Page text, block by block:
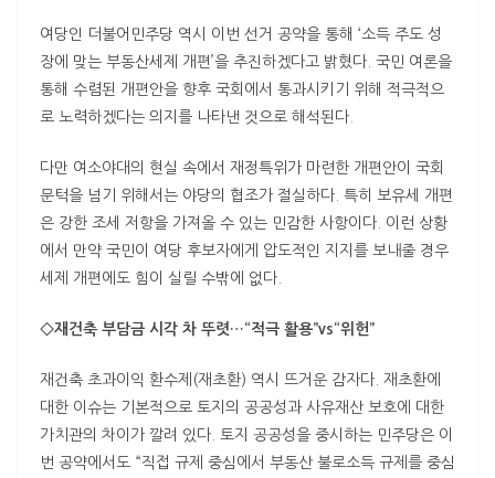
여당인 더불어민주당 역시 이번 선거 공약을 통해 ‘소득 주도 성
장에 맞는 부동산세제 개편’을 추진하겠다고 밝혔다. 국민 여론을
통해 수렴된 개편안을 향후 국회에서 통과시키기 위해 적극적으
로 노력하겠다는 의지를 나타낸 것으로 해석된다.
다만 여소야대의 현실 속에서 재정특위가 마련한 개편안이 국회
문턱을 넘기 위해서는 야당의 협조가 절실하다. 특히 보유세 개편
은 강한 조세 저항을 가져올 수 있는 민감한 사항이다. 이런 상황
에서 만약 국민이 여당 후보자에게 압도적인 지지를 보내줄 경우
세제 개편에도 힘이 실릴 수밖에 없다.
◇재건축 부담금 시각 차 뚜렷…“적극 활용”vs“위헌”
재건축 초과이익 환수제(재초환) 역시 뜨거운 감자다. 재초환에
대한 이슈는 기본적으로 토지의 공공성과 사유재산 보호에 대한
가치관의 차이가 깔려 있다. 토지 공공성을 중시하는 민주당은 이
번 공약에서도 “직접 규제 중심에서 부동산 불로소득 규제를 중심